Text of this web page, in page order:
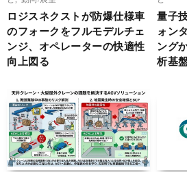
ロジスネクストが防爆仕様車
のフォークをフルモデルチェ
ンジ、オペレーターの快適性
向上図る
量子
ォン
ング
析基